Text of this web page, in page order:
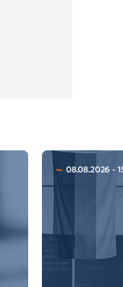
08.08.2026 -